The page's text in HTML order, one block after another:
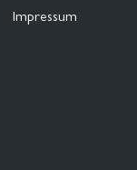
Impressum